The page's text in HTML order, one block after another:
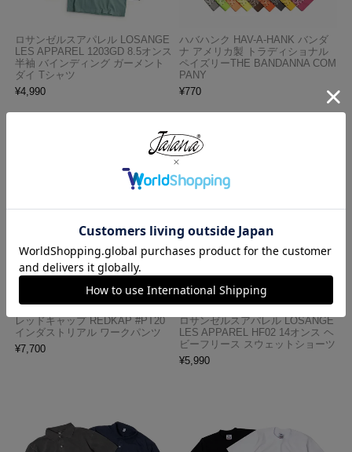
ロサンゼルスアパレル LOSANGE
LES APPAREL 1203GD 8.5オンス
半袖 バインディング ガーメント
ダイ Tシャツ
¥4,990
ハバハンク HAV-A-HANK バンダ
ナ アメリカ製 トラディショナル
ペイズリーTHE BANDANNA COM
PANY
¥770
レッドキャップ REDKAP #PT20
インダストリアル ワークパンツ
¥7,700
ロサンゼルスアパレル LOSANGE
LES APPAREL HF02 14オンス ヘ
ビーフリース スウェットショーツ
¥5,990